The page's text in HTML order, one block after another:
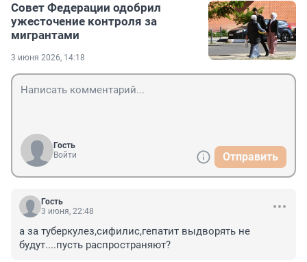
Совет Федерации одобрил
ужесточение контроля за
мигрантами
3 июня 2026, 14:18
Гость
Войти
Отправить
Гость
3 июня, 22:48
а за туберкулез,сифилис,гепатит выдворять не
будут....пусть распространяют?